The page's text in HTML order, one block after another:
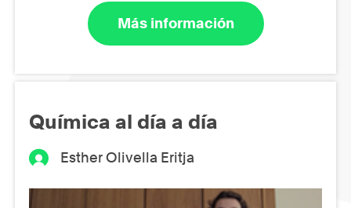
Más información
Química al día a día
Esther Olivella Eritja